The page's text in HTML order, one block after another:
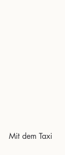
Mit dem Taxi